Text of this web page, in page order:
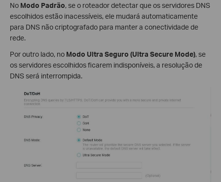
No Modo Padrão, se o roteador detectar que os servidores DNS
escolhidos estão inacessíveis, ele mudará automaticamente
para DNS não criptografado para manter a conectividade de
rede.
Por outro lado, no Modo Ultra Seguro (Ultra Secure Mode), se
os servidores escolhidos ficarem indisponíveis, a resolução de
DNS será interrompida.